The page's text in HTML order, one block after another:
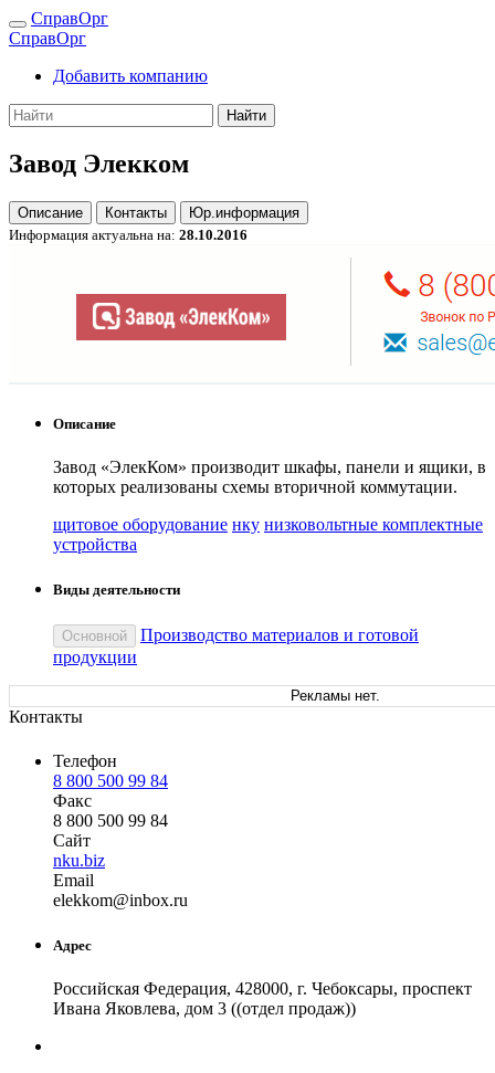
СправОрг
СправОрг
Добавить компанию
Найти
Завод Элекком
Описание Контакты
Юр.информация
Информация актуальна на: 28.10.2016
Описание
Завод «ЭлекКом» производит шкафы, панели и ящики, в
которых реализованы схемы вторичной коммутации.
щитовое оборудование нку низковольтные комплектные
устройства
Виды деятельности
Основной
Производство материалов и готовой
продукции
Рекламы нет.
Контакты
Телефон
8 800 500 99 84
Факс
8 800 500 99 84
Сайт
nku.biz
Email
elekkom@inbox.ru
Адрес
Российская Федерация, 428000, г. Чебоксары, проспект
Ивана Яковлева, дом 3 ((отдел продаж))